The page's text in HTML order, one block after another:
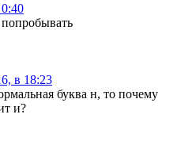
в 18:23
буква н, то почему
и?